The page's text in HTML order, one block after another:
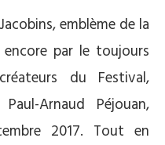
emblème de la
par le toujours
du Festival,
Arnaud Péjouan,
2017. Tout en